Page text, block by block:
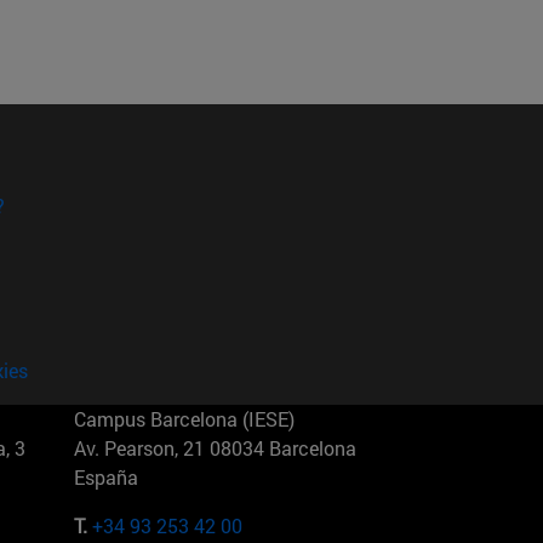
3
Campus Barcelona (IESE)
Av. Pearson, 21 08034 Barcelona
España
T.+34 93 253 42 00